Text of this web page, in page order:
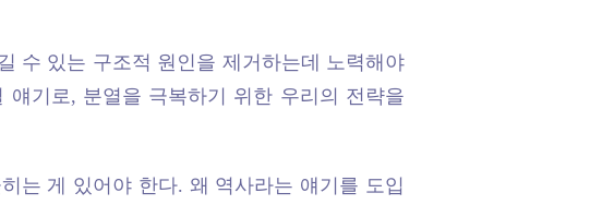
수 있는 구조적 원인을 제거하는데 노력해야
기로, 분열을 극복하기 위한 우리의 전략을
는 게 있어야 한다. 왜 역사라는 얘기를 도입